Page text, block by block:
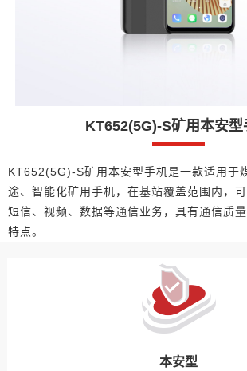
KT652(5G)-S矿用本安型
KT652(5G)-S矿用本安型手机是一款适用于
途、智能化矿用手机，在基站覆盖范围内，可
短信、视频、数据等通信业务，具有通信质
特点。
本安型